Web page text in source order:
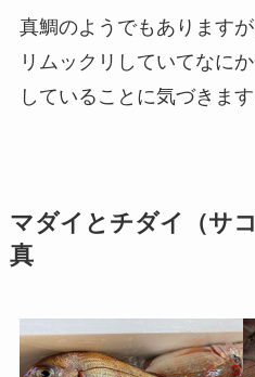
真鯛のようでもあります
リムックリしていてなに
していることに気づきます
マダイとチダイ（サ
真